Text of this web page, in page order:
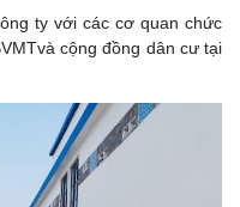
ty với các cơ quan chức
cộng đồng dân cư tại